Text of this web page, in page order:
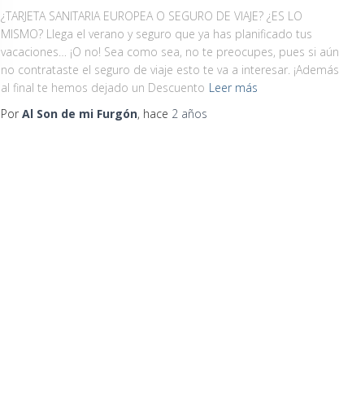
¿TARJETA SANITARIA EUROPEA O SEGURO DE VIAJE? ¿ES LO
MISMO? Llega el verano y seguro que ya has planificado tus
vacaciones… ¡O no! Sea como sea, no te preocupes, pues si aún
no contrataste el seguro de viaje esto te va a interesar. ¡Además
al final te hemos dejado un Descuento Leer más
Por Al Son de mi Furgón, hace 2 años